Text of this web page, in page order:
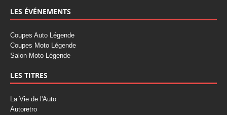
LES ÉVÉNEMENTS
Coupes Auto Légende
Coupes Moto Légende
Salon Moto Légende
LES TITRES
La Vie de l'Auto
Autoretro